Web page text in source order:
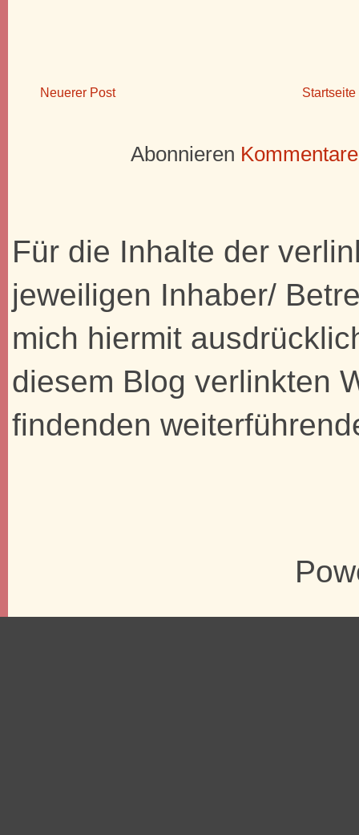
Neuerer Post Startseite
Abonnieren
Für die Inhalte der
jeweiligen Inhaber/
mich hiermit
diesem Blog verlinkten
findenden